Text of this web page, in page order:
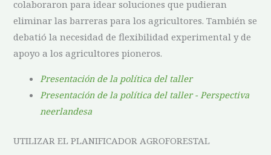
colaboraron para idear soluciones que pudieran
eliminar las barreras para los agricultores. También se
debatió la necesidad de flexibilidad experimental y de
apoyo a los agricultores pioneros.
Presentación de la política del taller
Presentación de la política del taller - Perspectiva
neerlandesa
UTILIZAR EL PLANIFICADOR AGROFORESTAL